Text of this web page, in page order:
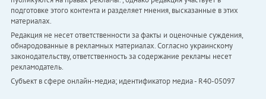
подготовке этого контента и разделяет мнения, высказанные в этих
материалах.
Редакция не несет ответственности за факты и оценочные суждения,
обнародованные в рекламных материалах. Согласно украинскому
законодательству, ответственность за содержание рекламы несет
рекламодатель.
Субъект в сфере онлайн-медиа; идентификатор медиа - R40-05097